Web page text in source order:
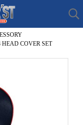
COVER SET